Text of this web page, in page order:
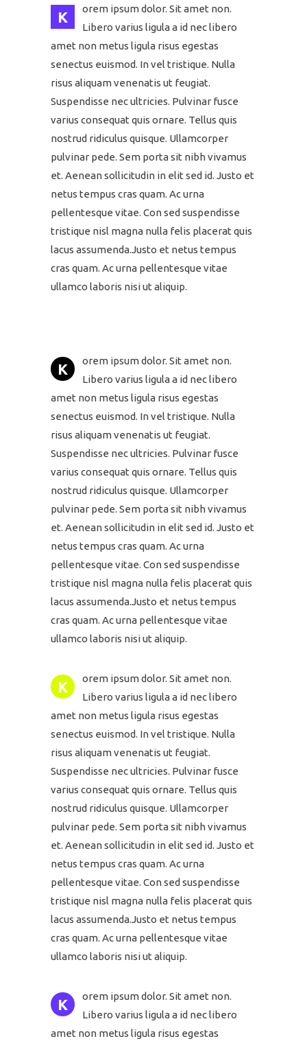
K
orem ipsum dolor. Sit amet non.
Libero varius ligula a id nec libero
amet non metus ligula risus egestas
senectus euismod. In vel tristique. Nulla
risus aliquam venenatis ut feugiat.
Suspendisse nec ultricies. Pulvinar fusce
varius consequat quis ornare. Tellus quis
nostrud ridiculus quisque. Ullamcorper
pulvinar pede. Sem porta sit nibh vivamus
et. Aenean sollicitudin in elit sed id. Justo et
netus tempus cras quam. Ac urna
pellentesque vitae. Con sed suspendisse
tristique nisl magna nulla felis placerat quis
lacus assumenda.Justo et netus tempus
cras quam. Ac urna pellentesque vitae
ullamco laboris nisi ut aliquip.
K
orem ipsum dolor. Sit amet non.
Libero varius ligula a id nec libero
amet non metus ligula risus egestas
senectus euismod. In vel tristique. Nulla
risus aliquam venenatis ut feugiat.
Suspendisse nec ultricies. Pulvinar fusce
varius consequat quis ornare. Tellus quis
nostrud ridiculus quisque. Ullamcorper
pulvinar pede. Sem porta sit nibh vivamus
et. Aenean sollicitudin in elit sed id. Justo et
netus tempus cras quam. Ac urna
pellentesque vitae. Con sed suspendisse
tristique nisl magna nulla felis placerat quis
lacus assumenda.Justo et netus tempus
cras quam. Ac urna pellentesque vitae
ullamco laboris nisi ut aliquip.
K
orem ipsum dolor. Sit amet non.
Libero varius ligula a id nec libero
amet non metus ligula risus egestas
senectus euismod. In vel tristique. Nulla
risus aliquam venenatis ut feugiat.
Suspendisse nec ultricies. Pulvinar fusce
varius consequat quis ornare. Tellus quis
nostrud ridiculus quisque. Ullamcorper
pulvinar pede. Sem porta sit nibh vivamus
et. Aenean sollicitudin in elit sed id. Justo et
netus tempus cras quam. Ac urna
pellentesque vitae. Con sed suspendisse
tristique nisl magna nulla felis placerat quis
lacus assumenda.Justo et netus tempus
cras quam. Ac urna pellentesque vitae
ullamco laboris nisi ut aliquip.
K
orem ipsum dolor. Sit amet non.
Libero varius ligula a id nec libero
amet non metus ligula risus egestas